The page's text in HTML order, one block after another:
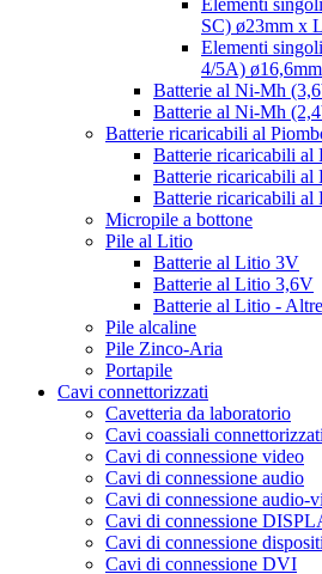
SC) ø23mm x
Elementi
4/5A)
Batterie al Ni-Mh
Batterie al Ni-Mh
Batterie ricaricabili al
Batterie ricaricabili al
Batterie ricaricabili al
Batterie ricaricabili al
Micropile a bottone
Pile al Litio
Batterie al Litio 3V
Batterie al Litio 3,6V
Batterie al Litio -
Pile alcaline
Pile Zinco-Aria
Portapile
Cavi connettorizzati
Cavetteria da laboratorio
Cavi coassiali connettorizzati
Cavi di connessione video
Cavi di connessione audio
Cavi di connessione audio-
Cavi di connessione
Cavi di connessione
Cavi di connessione DVI